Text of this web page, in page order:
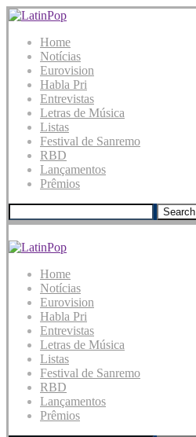
Home
Notícias
Eurovision
Habla Pri
Entrevistas
Letras de Música
Listas
Festival de Sanremo
RBD
Lançamentos
Prêmios
Search
Home
Notícias
Eurovision
Habla Pri
Entrevistas
Letras de Música
Listas
Festival de Sanremo
RBD
Lançamentos
Prêmios